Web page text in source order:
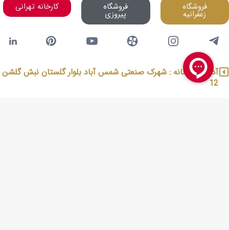
فروشگاه
زعفرانیه
فروشگاه
پیروزی
کارخانه تهرانی
آدرس کارخانه : شهرک صنعتی شمس آباد بلوار گلستان نبش گلشن
12